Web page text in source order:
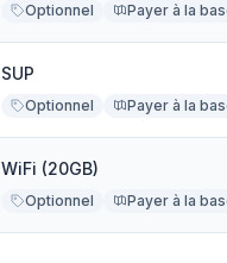
Optionnel Payer à la
SUP
Optionnel Payer à la
WiFi (20GB)
Optionnel Payer à la